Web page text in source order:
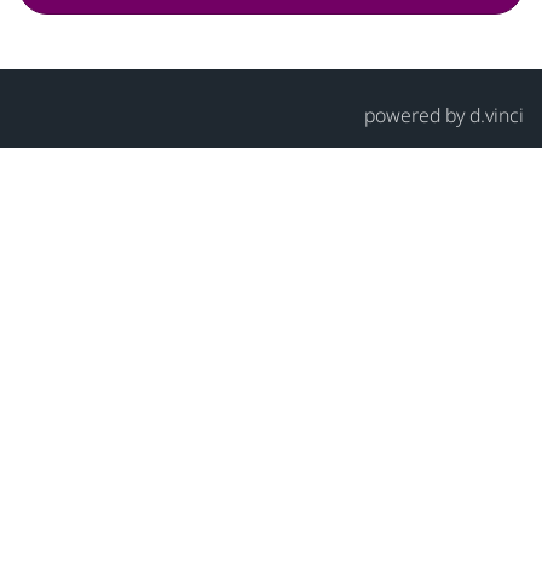
powered byd.vinci